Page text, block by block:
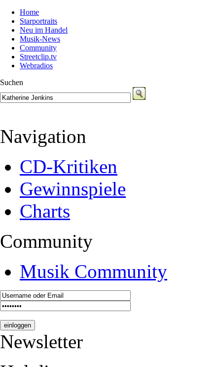
Home
Starportraits
Neu im Handel
Musik-News
Community
Streetclip.tv
Webradios
Suchen
Navigation
CD-Kritiken
Gewinnspiele
Charts
Community
Musik Community
Newsletter